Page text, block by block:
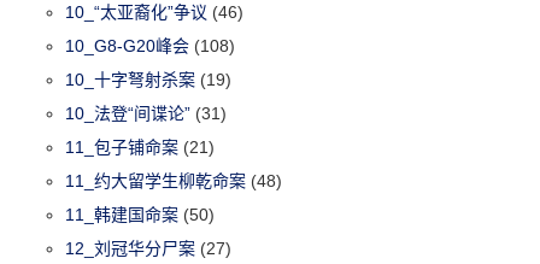
10_“太亚裔化”争议 (46)
10_G8-G20峰会 (108)
10_十字弩射杀案 (19)
10_法登“间谍论” (31)
11_包子铺命案 (21)
11_约大留学生柳乾命案 (48)
11_韩建国命案 (50)
12_刘冠华分尸案 (27)